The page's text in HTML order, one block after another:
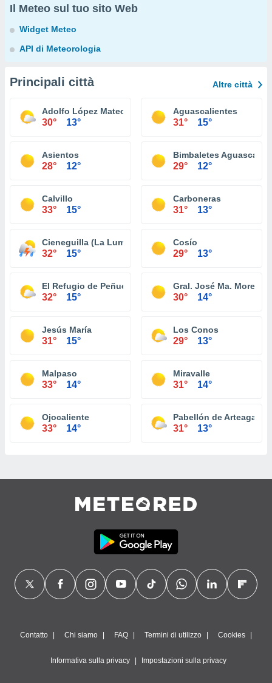
Il Meteo sul tuo sito Web
Widget Meteo
API di Meteorologia
Principali città Altre città
Adolfo López Mateos
30° 13°
Aguascalientes
31° 15°
Asientos
28° 12°
Bimbaletes
29° 12°
Calvillo
33° 15°
Carboneras
31° 13°
Cieneguilla (La Lumbrera)
32° 15°
Cosío
29° 13°
El Refugio de Peñuelas
32° 15°
Gral. José Ma. Morelos
30° 14°
Jesús María
31° 15°
Los Conos
29° 13°
Malpaso
33° 14°
Miravalle
31° 14°
Ojocaliente
33° 14°
Pabellón de Arteaga
31° 13°
Contatto Chi siamo FAQ Termini di utilizzo Cookies
Informativa sulla privacy Impostazioni sulla privacy